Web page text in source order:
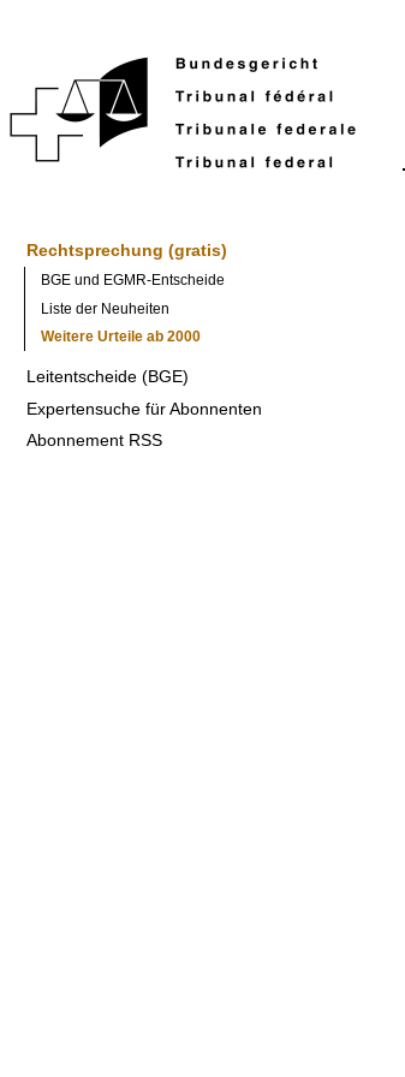
Rechtsprechung (gratis)
BGE und EGMR-Entscheide
Liste der Neuheiten
Weitere Urteile ab 2000
Leitentscheide (BGE)
Expertensuche für Abonnenten
Abonnement RSS